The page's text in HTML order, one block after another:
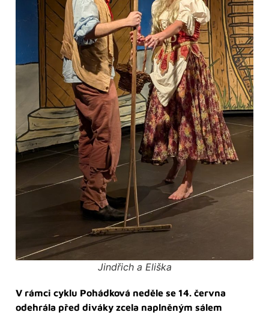
Jindřich a Eliška
V rámci cyklu Pohádková neděle se 14. června
odehrála před diváky zcela naplněným sálem